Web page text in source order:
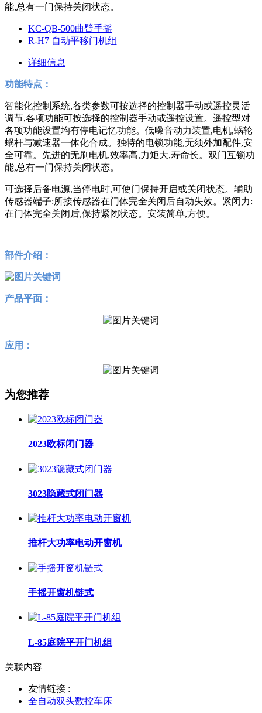
能,总有一门保持关闭状态。
KC-QB-500曲臂手摇
R-H7 自动平移门机组
详细信息
功能特点：
智能化控制系统,各类参数可按选择的控制器手动或遥控灵活
调节,各项功能可按选择的控制器手动或遥控设置。遥控型对
各项功能设置均有停电记忆功能。低噪音动力装置,电机,蜗轮
蜗杆与减速器一体化合成。独特的电锁功能,无须外加配件,安
全可靠。先进的无刷电机,效率高,力矩大,寿命长。双门互锁功
能,总有一门保持关闭状态。
可选择后备电源,当停电时,可使门保持开启或关闭状态。辅助
传感器端子:所接传感器在门体完全关闭后自动失效。紧闭力:
在门体完全关闭后,保持紧闭状态。安装简单,方便。
部件介绍：
产品平面：
应用：
为您推荐
2023欧标闭门器
3023隐藏式闭门器
推杆大功率电动开窗机
手摇开窗机链式
L-85庭院平开门机组
关联内容
友情链接 :
全自动双头数控车床